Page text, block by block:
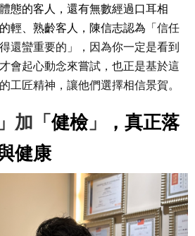
態的客人，還有無數經過口耳相
輕、熟齡客人，陳信志認為「 信任
還蠻重要的 」
，因為你一定是看到
會起心動念來嘗試，也正是基於這
工匠精神，讓他們選擇相信景賀。
加「健檢」
，真正落
健康